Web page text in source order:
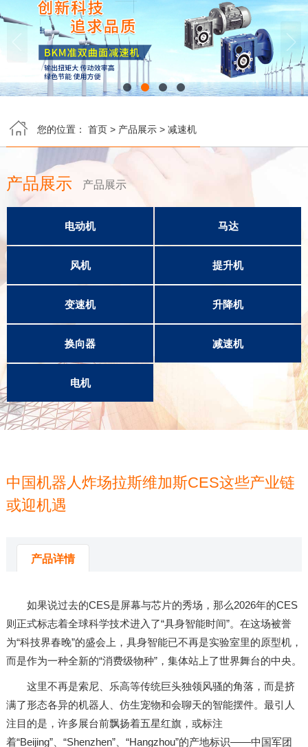


您的位置： 首页> 产品展示> 减速机
产品展示 产品展示
电动机 马达
风机 提升机
变速机 升降机
换向器 减速机
电机
中国机器人炸场拉斯维加斯CES这些产业链
或迎机遇
产品详情
如果说过去的CES是屏幕与芯片的秀场，那么2026年的CES
则正式标志着全球科学技术进入了“具身智能时间”。在这场被誉
为“科技界春晚”的盛会上，具身智能已不再是实验室里的原型机，
而是作为一种全新的“消费级物种”，集体站上了世界舞台的中央。
这里不再是索尼、乐高等传统巨头独领风骚的角落，而是挤
满了形态各异的机器人、仿生宠物和会聊天的智能摆件。最引人
注目的是，许多展台前飘扬着五星红旗，或标注
着“Beijing”、“Shenzhen”、“Hangzhou”的产地标识——中国军团